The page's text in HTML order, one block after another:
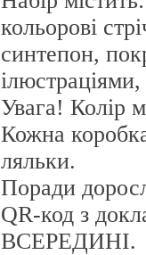
кольорові
синтепон,
Увага! Колір
Кожна
ляльки.
Поради
QR-код з
ВСЕРЕДИНІ.